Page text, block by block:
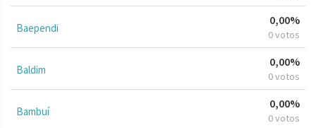
Baependi
0,00%
0 votos
Baldim
0,00%
0 votos
Bambuí
0,00%
0 votos